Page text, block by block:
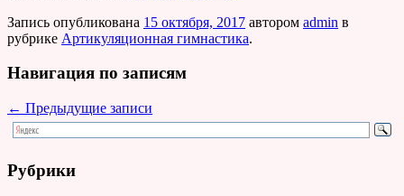
Запись опубликована 15 октября, 2017 автором admin в
рубрике Артикуляционная гимнастика.
Навигация по записям
← Предыдущие записи
Рубрики